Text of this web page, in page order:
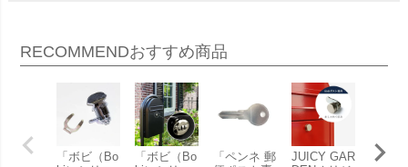
RECOMMENDおすすめ商品
「ボビ（Bo
「ボビ（Bo
「ペンネ 郵
JUICY GAR
【ポ